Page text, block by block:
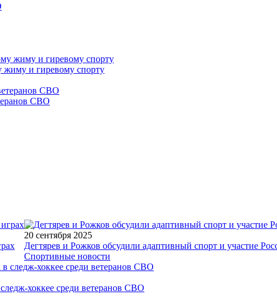
жиму и гиревому спорту
СВО
20 сентября 2025
Дегтярев и Рожков обсудили адаптивный спорт и участие
Спортивные новости
хоккее среди ветеранов СВО